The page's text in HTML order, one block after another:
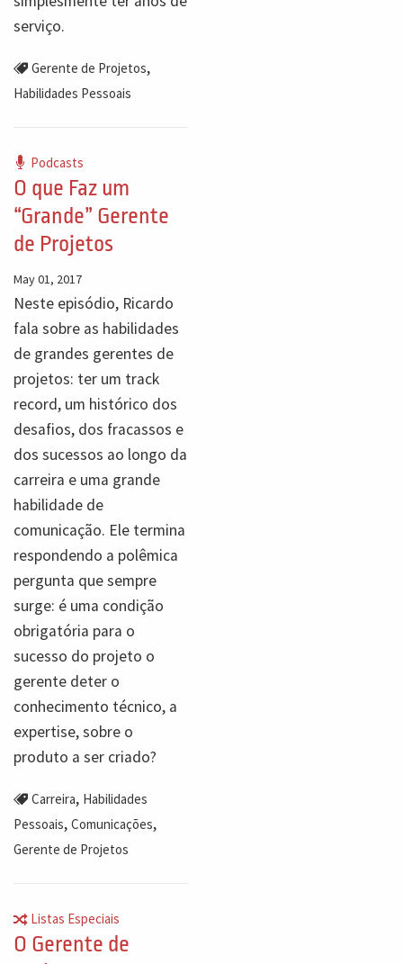
serviço.
Gerente de Projetos,
Habilidades Pessoais
Podcasts
O que Faz um
“Grande” Gerente
de Projetos
May 01, 2017
Neste episódio, Ricardo
fala sobre as habilidades
de grandes gerentes de
projetos: ter um track
record, um histórico dos
desafios, dos fracassos e
dos sucessos ao longo da
carreira e uma grande
habilidade de
comunicação. Ele termina
respondendo a polêmica
pergunta que sempre
surge: é uma condição
obrigatória para o
sucesso do projeto o
gerente deter o
conhecimento técnico, a
expertise, sobre o
produto a ser criado?
Carreira, Habilidades
Pessoais, Comunicações,
Gerente de Projetos
Listas Especiais
O Gerente de